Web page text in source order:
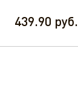
439.90 руб.